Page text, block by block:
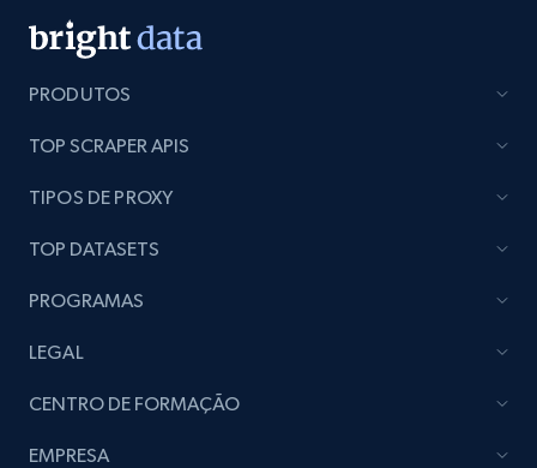
991+ 162+
URL, Title, Rating, Reviews, Initial price, Final
988+
Lazada - Products - Discover products by
keyword
PRODUTOS
TOP SCRAPER APIS
TIPOS DE PROXY
TOP DATASETS
PROGRAMAS
LEGAL
CENTRO DE FORMAÇÃO
EMPRESA